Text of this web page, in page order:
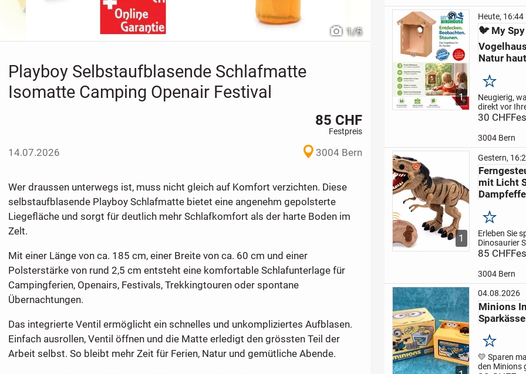
1/5
Playboy Selbstaufblasende Schlafmatte
Isomatte Camping Openair Festival
85 CHF
Festpreis
14.07.2026 3004 Bern
Wer draussen unterwegs ist, muss nicht gleich auf Komfort verzichten. Diese
selbstaufblasende Playboy Schlafmatte bietet eine angenehm gepolsterte
Liegefläche und sorgt für deutlich mehr Schlafkomfort als der harte Boden im
Zelt.
Mit einer Länge von ca. 185 cm, einer Breite von ca. 60 cm und einer
Polsterstärke von rund 2,5 cm entsteht eine komfortable Schlafunterlage für
Campingferien, Openairs, Festivals, Trekkingtouren oder spontane
Übernachtungen.
Das integrierte Ventil ermöglicht ein schnelles und unkompliziertes Aufblasen.
Einfach ausrollen, Ventil öffnen und die Matte erledigt den grössten Teil der
Arbeit selbst. So bleibt mehr Zeit für Ferien, Natur und gemütliche Abende.
1
Heute, 16:44
🐦 My
Natur
Merken
Neugierig,
direkt vor
treiben? 👀
Spy
Sie die
nächster
Beobachten
Nestbau,
und...
30 CHF
3004 Bern
1
Gestern,
mit Licht
Merken
Erleben Sie
Dinosaurier
mit diesem
Der Dino
realistischen
leuchtenden
Maul sowie
integrierten
85 CHF
3004 Bern
04.08.2026
Minions
Merken
💛 Sparen
den Minions